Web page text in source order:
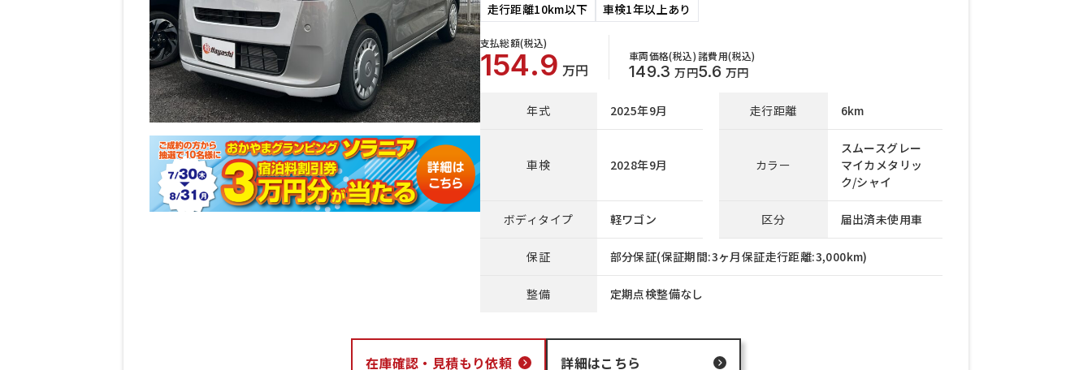
走行距離10km以下
車検1年以上あり
支払総額(税込)
154.9 万円
車両価格(税込)
149.3 万円
諸費用(税込)
5.6 万円
年式 2025年9月 走行距離 6km
車検 2028年9月 カラー
スムースグレー
マイカメタリッ
ク/シャイ
ボディタイプ 軽ワゴン 区分 届出済未使用車
保証 部分保証(保証期間:3ヶ月保証走行距離:3,000km)
整備 定期点検整備なし
在庫確認・ 見積もり依頼 詳細はこちら